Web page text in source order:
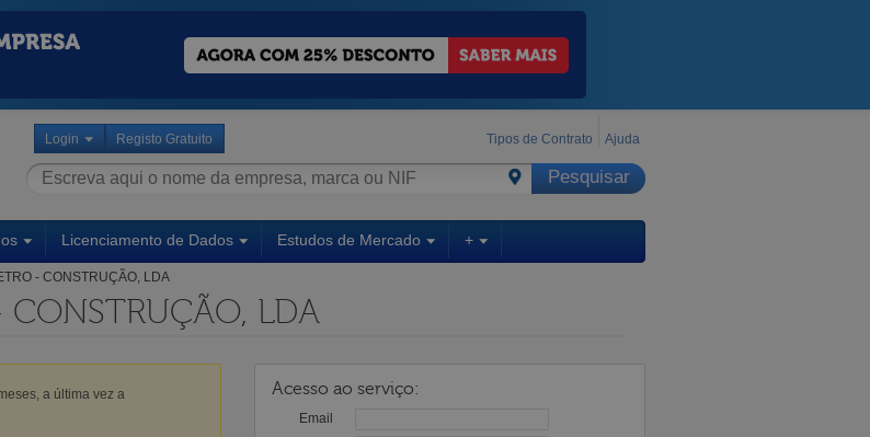
Login Registo Gratuito Tipos de Contrato Ajuda
Licenciamento de Dados Estudos de Mercado +
- CONSTRUÇÃO, LDA
CONSTRUÇÃO, LDA
a última vez a
Acesso ao serviço:
Email